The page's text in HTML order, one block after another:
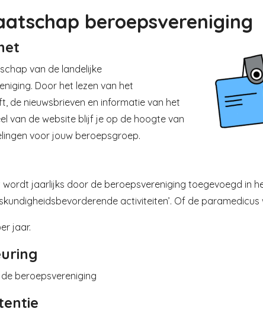
beroepsvereniging
van de landelijke
Door het lezen van het
de nieuwsbrieven en informatie van het
van de website blijf je op de hoogte van
voor jouw beroepsgroep.
wordt jaarlijks door de beroepsvereniging toegevoegd in
activiteiten’. Of de
jaar.
beroepsvereniging